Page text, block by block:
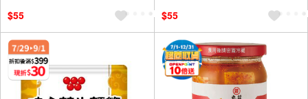
$55 $55